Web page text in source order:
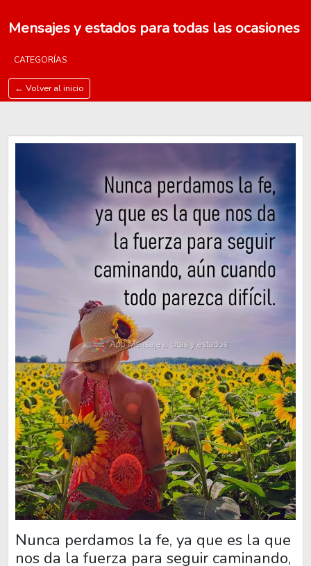
Mensajes y estados para todas las ocasiones
CATEGORÍAS
← Volver al inicio
Nunca perdamos la fe, ya que es la que
nos da la fuerza para seguir caminando,